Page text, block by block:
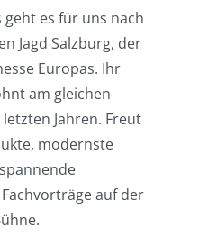
es für uns nach
Jagd Salzburg, der
Europas. Ihr
am gleichen
Jahren. Freut
modernste
auf der